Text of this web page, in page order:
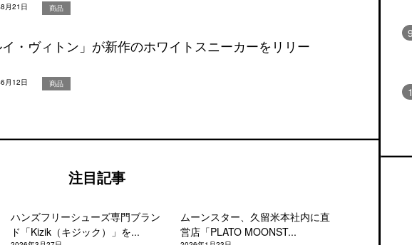
月21日 商品
イ・ヴィトン」が新作のホワイトスニーカーをリリー
月12日 商品
注目記事
ハンズフリーシューズ専門ブラン
ド「Kizik（キジック）」を...
ムーンスター、久留米本社内に直
営店「PLATO MOONST...